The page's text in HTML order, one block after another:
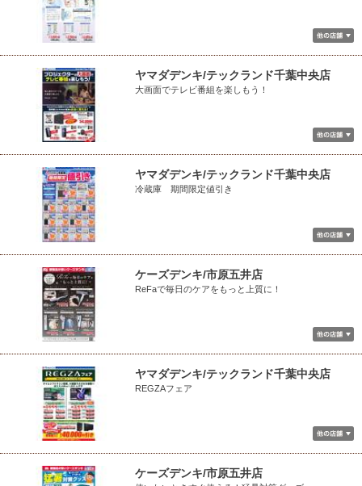
ヤマダデンキ/テックランド千葉中央店
大画面でテレビ番組を楽しもう！
ヤマダデンキ/テックランド千葉中央店
冷蔵庫 期間限定値引き
ケーズデンキ/市原五井店
ReFaで毎日のケアをもっと上質に！
ヤマダデンキ/テックランド千葉中央店
REGZAフェア
ケーズデンキ/市原五井店